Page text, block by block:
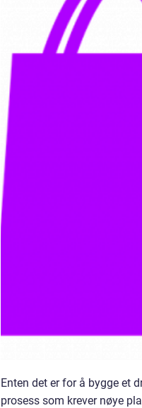
Enten det er for å bygge et
prosess som krever nøye